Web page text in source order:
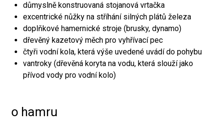
důmyslně konstruovaná stojanová vrtačka
excentrické nůžky na stříhání silných plátů železa
doplňkové hamernické stroje (brusky, dynamo)
dřevěný kazetový měch pro vyhřívací pec
čtyři vodní kola, která výše uvedené uvádí do pohybu
vantroky (dřevěná koryta na vodu, která slouží jako
přívod vody pro vodní kolo)
o hamru